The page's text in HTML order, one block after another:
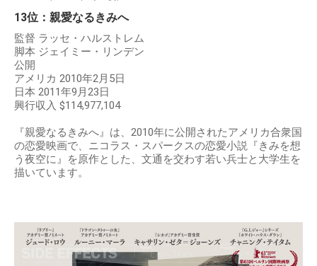
13位：親愛なるきみへ
監督 ラッセ・ハルストレム
脚本 ジェイミー・リンデン
公開
アメリカ 2010年2月5日
日本 2011年9月23日
興行収入 $114,977,104
『親愛なるきみへ』は、2010年に公開されたアメリカ合衆国
の恋愛映画で、ニコラス・スパークスの恋愛小説『きみを想
う夜空に』を原作とした、文通を交わす若い兵士と大学生を
描いています。